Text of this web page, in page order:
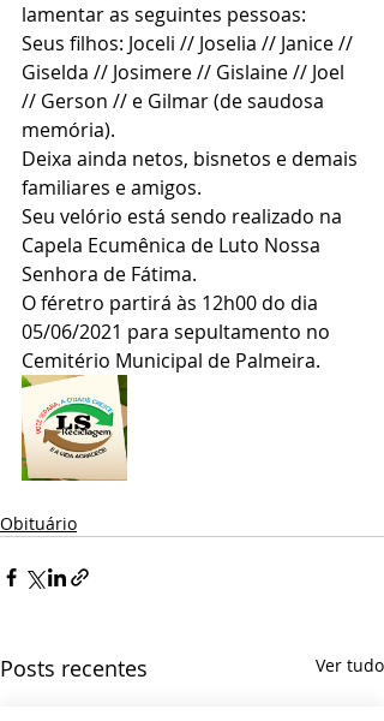
lamentar as seguintes pessoas:
Seus filhos: Joceli // Joselia // Janice //
Giselda // Josimere // Gislaine // Joel
// Gerson // e Gilmar (de saudosa
memória).
Deixa ainda netos, bisnetos e demais
familiares e amigos.
Seu velório está sendo realizado na
Capela Ecumênica de Luto Nossa
Senhora de Fátima.
O féretro partirá às 12h00 do dia
05/06/2021 para sepultamento no
Cemitério Municipal de Palmeira.
Obituário
Posts recentes Ver tudo